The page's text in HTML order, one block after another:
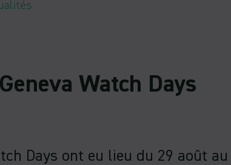
Watch Days
Days ont eu lieu du 29 août au